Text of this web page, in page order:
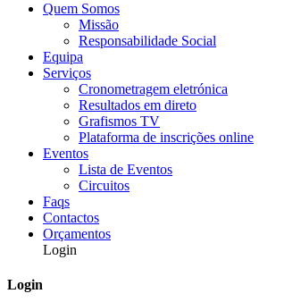
Quem Somos
Missão
Responsabilidade Social
Equipa
Serviços
Cronometragem eletrónica
Resultados em direto
Grafismos TV
Plataforma de inscrições online
Eventos
Lista de Eventos
Circuitos
Faqs
Contactos
Orçamentos
Login
Login